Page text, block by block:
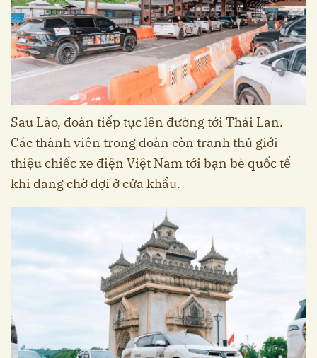
Sau Lào, đoàn tiếp tục lên đường tới Thái Lan.
Các thành viên trong đoàn còn tranh thủ giới
thiệu chiếc xe điện Việt Nam tới bạn bè quốc tế
khi đang chờ đợi ở cửa khẩu.